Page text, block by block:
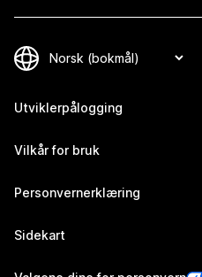
Utviklerpålogging
Vilkår for bruk
Personvernerklæring
Sidekart